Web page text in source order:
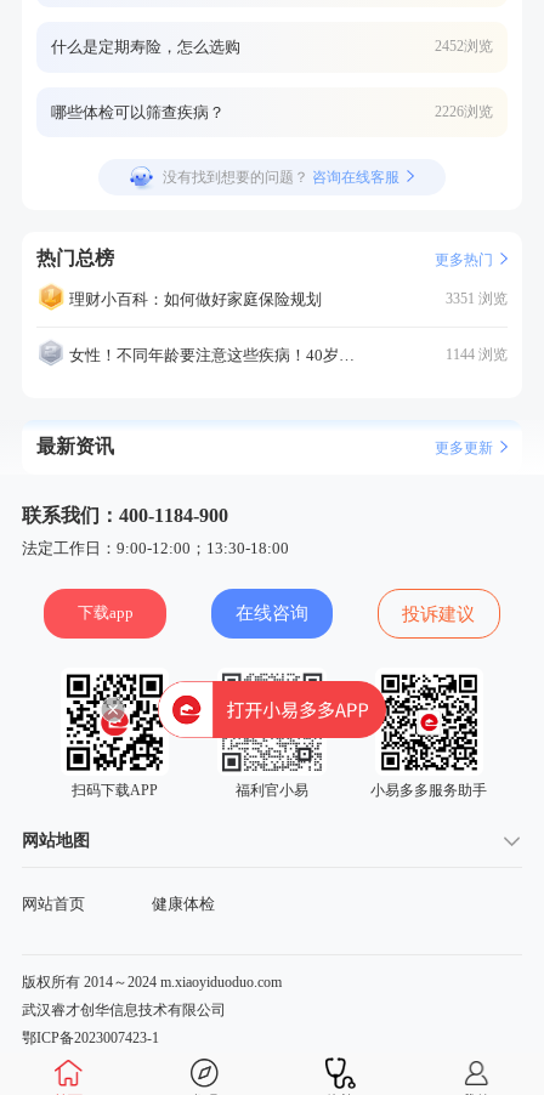
什么是定期寿险，怎么选购 2452浏览
哪些体检可以筛查疾病？ 2226浏览
没有找到想要的问题？ 咨询在线客服
热门总榜 更多热门
理财小百科：如何做好家庭保险规划 3351 浏览
女性！不同年龄要注意这些疾病！40岁的这个疾病最需要注意！ 1144 浏览
最新资讯 更多更新
联系我们：400-1184-900
法定工作日：9:00-12:00；13:30-18:00
下载app 在线咨询 投诉建议
扫码下载APP 福利官小易 小易多多服务助手
网站地图
网站首页 健康体检
版权所有 2014～2024 m.xiaoyiduoduo.com
武汉睿才创华信息技术有限公司
鄂ICP备2023007423-1